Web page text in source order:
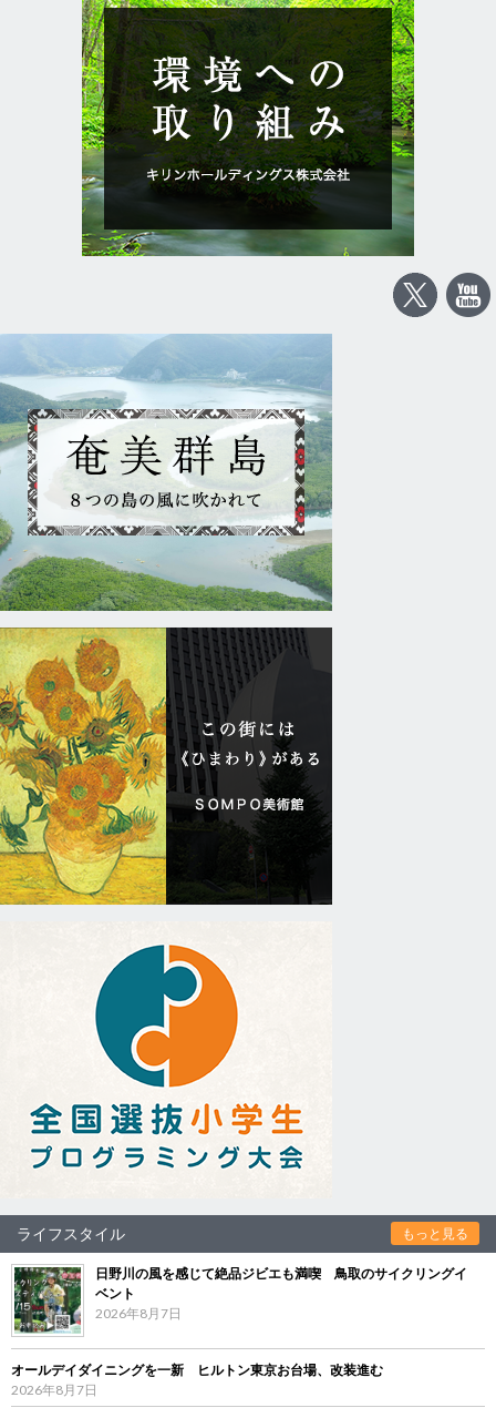
ライフスタイル もっと見る
日野川の風を感じて絶品ジビエも満喫 鳥取のサイクリングイ
ベント
2026年8月7日
オールデイダイニングを一新 ヒルトン東京お台場、改装進む
2026年8月7日